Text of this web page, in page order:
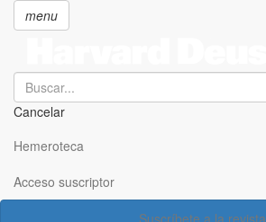
principal
menu
Search
Cancelar
Hemeroteca
Acceso suscriptor
Suscríbete a la revista
Acceso suscriptor